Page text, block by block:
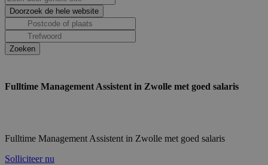
Fulltime Management Assistent in Zwolle met goed salaris
Fulltime Management Assistent in Zwolle met goed salaris
Solliciteer nu